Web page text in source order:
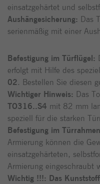
einsatzgehärtet und
Aushängesicherung: Das
serienmäßig mit einer
Befestigung im Türflügel:
erfolgt mit Hilfe des
02. Bestellen Sie diesen
Wichtiger Hinweis: Das
TO316..S4 mit 82 mm
speziell für die starken
Befestigung im
Armierung können die
einsatzgehärteten,
Armierung eingeschraubt
Wichtig !!!: Das